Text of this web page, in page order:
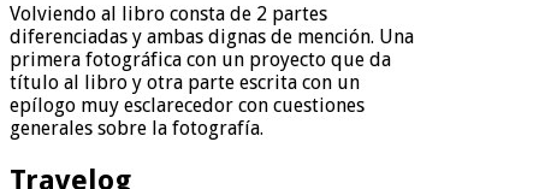
Volviendo al libro consta de 2 partes
diferenciadas y ambas dignas de mención. Una
primera fotográfica con un proyecto que da
título al libro y otra parte escrita con un
epílogo muy esclarecedor con cuestiones
generales sobre la fotografía.
Travelog